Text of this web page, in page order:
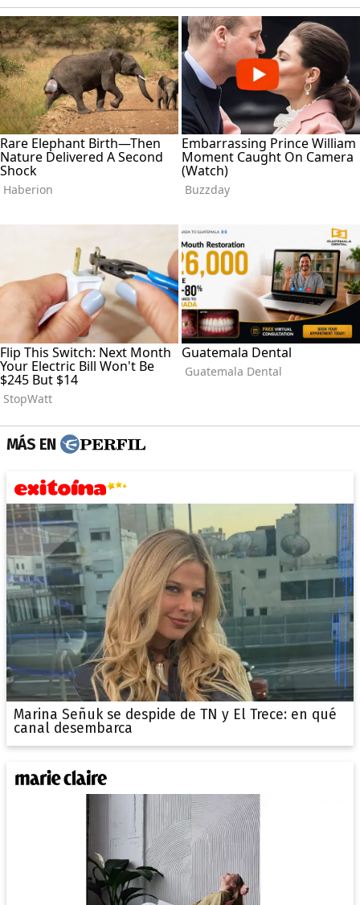
MÁS EN
Marina Señuk se despide de TN y El Trece: en qué
canal desembarca